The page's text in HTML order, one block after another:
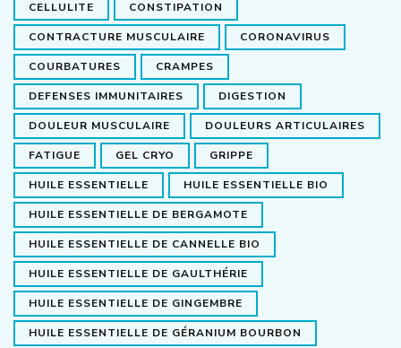
CELLULITE CONSTIPATION
CONTRACTURE MUSCULAIRE CORONAVIRUS
COURBATURES CRAMPES
DEFENSES IMMUNITAIRES DIGESTION
DOULEUR MUSCULAIRE DOULEURS ARTICULAIRES
FATIGUE GEL CRYO GRIPPE
HUILE ESSENTIELLE HUILE ESSENTIELLE BIO
HUILE ESSENTIELLE DE BERGAMOTE
HUILE ESSENTIELLE DE CANNELLE BIO
HUILE ESSENTIELLE DE GAULTHÉRIE
HUILE ESSENTIELLE DE GINGEMBRE
HUILE ESSENTIELLE DE GÉRANIUM BOURBON